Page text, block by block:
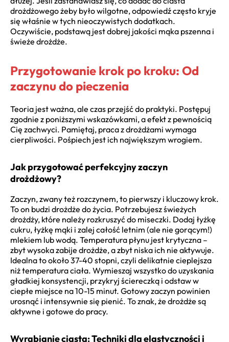
drożdżowego żeby było wilgotne, odpowiedź często kryje
się właśnie w tych nieoczywistych dodatkach.
Oczywiście, podstawą jest dobrej jakości mąka pszenna i
świeże drożdże.
Przygotowanie krok po kroku: Od
zaczynu do pieczenia
Teoria jest ważna, ale czas przejść do praktyki. Postępuj
zgodnie z poniższymi wskazówkami, a efekt z pewnością
Cię zachwyci. Pamiętaj, praca z drożdżami wymaga
cierpliwości. Pośpiech jest ich największym wrogiem.
Jak przygotować perfekcyjny zaczyn
drożdżowy?
Zaczyn, zwany też rozczynem, to pierwszy i kluczowy krok.
To on budzi drożdże do życia. Potrzebujesz świeżych
drożdży, które należy rozkruszyć do miseczki. Dodaj łyżkę
cukru, łyżkę mąki i zalej całość letnim (ale nie gorącym!)
mlekiem lub wodą. Temperatura płynu jest krytyczna –
zbyt wysoka zabije drożdże, a zbyt niska ich nie aktywuje.
Idealna to około 37-40 stopni, czyli delikatnie cieplejsza
niż temperatura ciała. Wymieszaj wszystko do uzyskania
gładkiej konsystencji, przykryj ściereczką i odstaw w
ciepłe miejsce na 10-15 minut. Gotowy zaczyn powinien
urosnąć i intensywnie się pienić. To znak, że drożdże są
aktywne i gotowe do pracy.
Wyrabianie ciasta: Techniki dla elastyczności i